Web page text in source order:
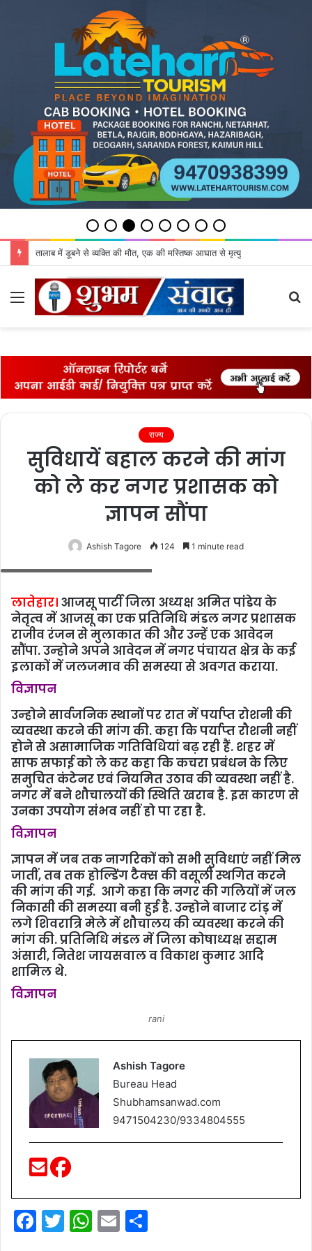
तालाब में डूबने से व्यक्ति की मौत, एक की मस्तिष्क आघात से मृत्यु
Menu
राज्‍य
सुविधायें बहाल करने की मांग
को ले कर नगर प्रशासक को
ज्ञापन सौंपा
Ashish Tagore 124 1 minute read
लातेहार। आजसू पार्टी जिला अध्यक्ष अमित पांंडेय के
नेतृत्‍व में आजसू का एक प्रतिनिधि मंडल नगर प्रशासक
राजीव रंजन से मुलाकात की और उन्‍हें एक आवेदन
सौंपा. उन्‍होने अपने आवेदन में नगर पंचायत क्षेत्र के कई
इलाकों में जलजमाव की समस्या से अवगत कराया.
विज्ञापन
उन्‍होने सार्वजनिक स्थानों पर रात में पर्याप्त रोशनी की
व्यवस्था करने की मांग की. कहा कि पर्याप्‍त रौशनी नहीं
होने से असामाजिक गतिविधियां बढ़ रही हैं. शहर में
साफ सफाई को ले कर कहा कि कचरा प्रबंधन के लिए
समुचित कंटेनर एवं नियमित उठाव की व्यवस्था नहीं है.
नगर में बने शौचालयों की स्थिति खराब है. इस कारण से
उनका उपयोग संभव नहीं हो पा रहा है.
विज्ञापन
ज्ञापन में जब तक नागरिकों को सभी सुविधाएं नहीं मिल
जातीं, तब तक होल्डिंग टैक्स की वसूली स्थगित करने
की मांग की गई. आगे कहा कि नगर की गलियों में जल
निकासी की समस्या बनी हुई है. उन्‍होने बाजार टांड़ में
लगे शिवरात्रि मेले में शौचालय की व्यवस्था करने की
मांग की. प्रतिनिधि मंडल में जिला कोषाध्यक्ष सद्दाम
अंसारी, नितेश जायसवाल व विकाश कुमार आदि
शामिल थे.
विज्ञापन
rani
Ashish Tagore
Bureau Head
Shubhamsanwad.com
9471504230/9334804555
F
T
W E